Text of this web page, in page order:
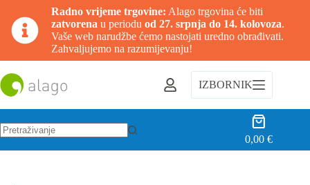
Radno vrijeme trgovine: Alago trgovina će biti
zatvorena u periodu od 27. srpnja do 14. kolovoza.
Vaše web narudžbe ćemo nastojati uredno obrađivati.
Zahvaljujemo na razumijevanju!
na
sadržaj
IZBORNIK
Košarica
0,00€